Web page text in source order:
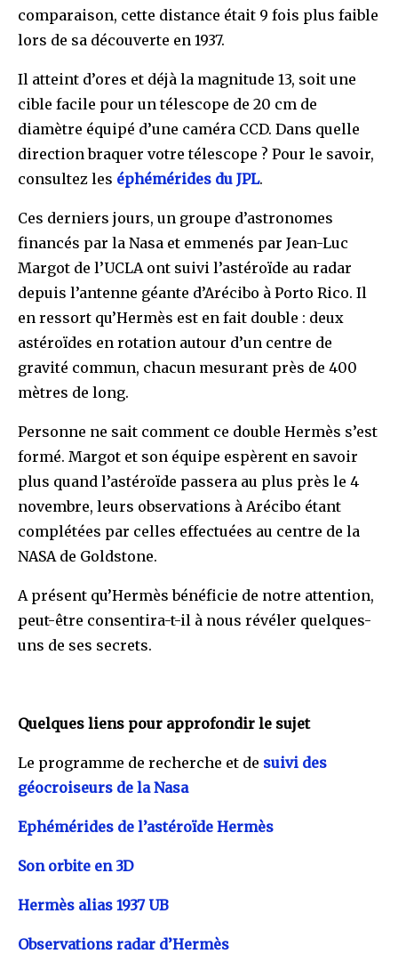
comparaison, cette distance était 9 fois plus faible
lors de sa découverte en 1937.
Il atteint d’ores et déjà la magnitude 13, soit une
cible facile pour un télescope de 20 cm de
diamètre équipé d’une caméra CCD. Dans quelle
direction braquer votre télescope ? Pour le savoir,
consultez les éphémérides du JPL.
Ces derniers jours, un groupe d’astronomes
financés par la Nasa et emmenés par Jean-Luc
Margot de l’UCLA ont suivi l’astéroïde au radar
depuis l’antenne géante d’Arécibo à Porto Rico. Il
en ressort qu’Hermès est en fait double : deux
astéroïdes en rotation autour d’un centre de
gravité commun, chacun mesurant près de 400
mètres de long.
Personne ne sait comment ce double Hermès s’est
formé. Margot et son équipe espèrent en savoir
plus quand l’astéroïde passera au plus près le 4
novembre, leurs observations à Arécibo étant
complétées par celles effectuées au centre de la
NASA de Goldstone.
A présent qu’Hermès bénéficie de notre attention,
peut-être consentira-t-il à nous révéler quelques-
uns de ses secrets.
Quelques liens pour approfondir le sujet
Le programme de recherche et de suivi des
géocroiseurs de la Nasa
Ephémérides de l’astéroïde Hermès
Son orbite en 3D
Hermès alias 1937 UB
Observations radar d’Hermès